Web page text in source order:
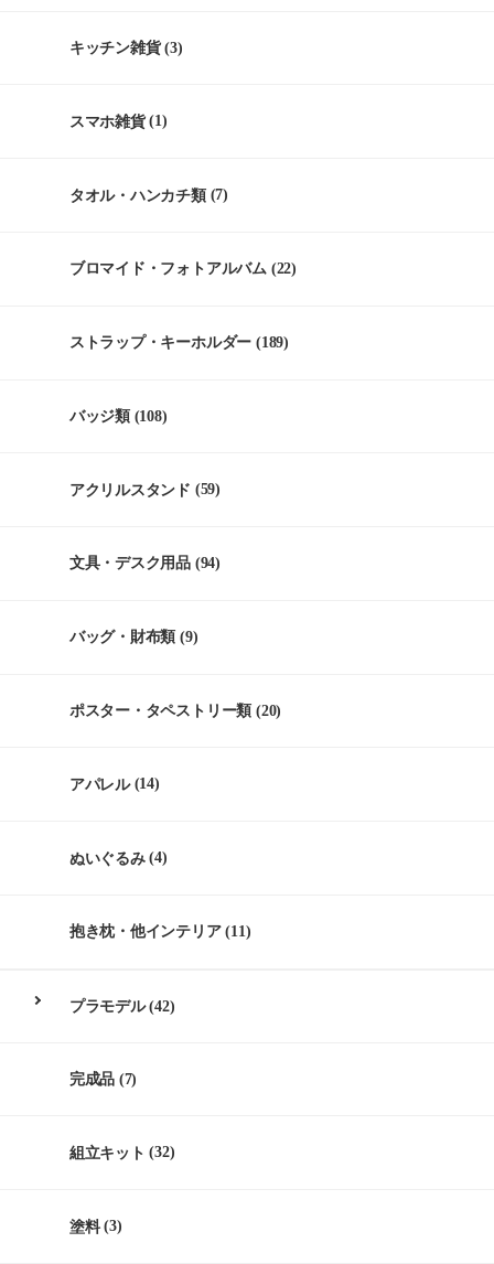
キッチン雑貨(3)
スマホ雑貨(1)
タオル・ハンカチ類(7)
ブロマイド・フォトアルバム (22)
ストラップ・キーホルダー (189)
バッジ類(108)
アクリルスタンド (59)
文具・デスク用品 (94)
バッグ・財布類 (9)
ポスター・タペストリー類 (20)
アパレル(14)
ぬいぐるみ(4)
抱き枕・他インテリア(11)
プラモデル(42)
完成品 (7)
組立キット (32)
塗料(3)